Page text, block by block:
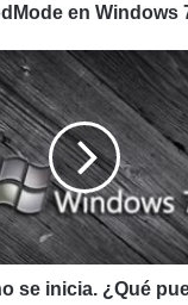
en Windows
se inicia. ¿Qué